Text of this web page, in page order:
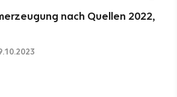
nach Quellen 2022,